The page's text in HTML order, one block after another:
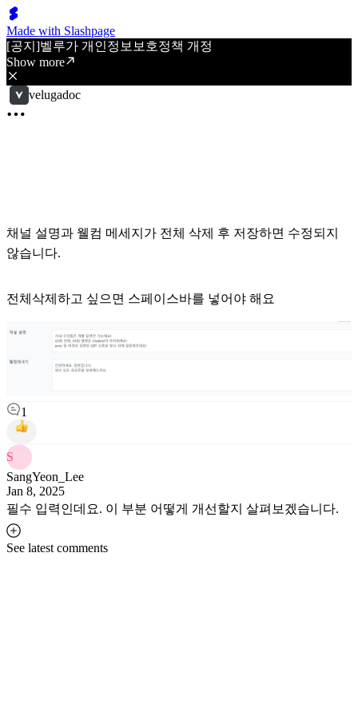
Made with Slashpage
[공지]벨루가 개인정보보호정책 개정
Show more
velugadoc
채널 설명과 웰컴 메세지가 전체 삭제 후 저장하면 수정되지
않습니다.
전체삭제하고 싶으면 스페이스바를 넣어야 해요
1
S
SangYeon_Lee
Jan 8, 2025
필수 입력인데요. 이 부분 어떻게 개선할지 살펴보겠습니다.
See latest comments